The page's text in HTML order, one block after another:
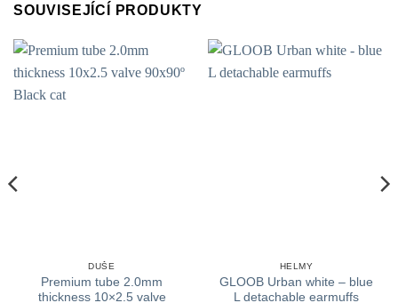
SOUVISEJÍCÍ PRODUKTY
DUŠE
Premium tube 2.0mm
thickness 10×2.5 valve
HELMY
GLOOB Urban white – blue
L detachable earmuffs